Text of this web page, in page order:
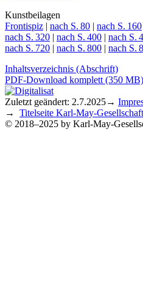
Kunstbeilagen
Frontispiz | nach S. 80 | nach S. 160
nach S. 320 | nach S. 400 | nach S.
nach S. 720 | nach S. 800 | nach S.
Inhaltsverzeichnis (Abschrift)
PDF-Download komplett (350 MB)
Zuletzt geändert: 2.7.2025→
→ Titelseite Karl-May-Gesellschaft
© 2018–2025 by Karl-May-